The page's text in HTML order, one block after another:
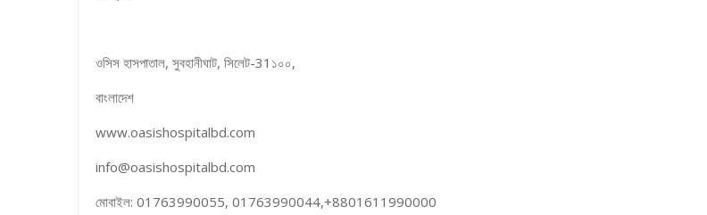
ওসিস হাসপাতাল, সুবহানীঘাট, সিলেট-31১০০,
বাংলাদেশ
www.oasishospitalbd.com
info@oasishospitalbd.com
মোবাইল: 01763990055, 01763990044,+8801611990000